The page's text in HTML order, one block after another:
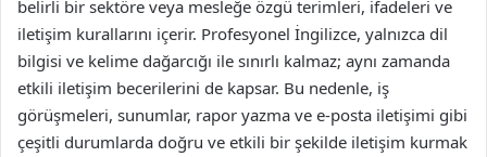
belirli bir sektöre veya mesleğe özgü terimleri, ifadeleri ve
iletişim kurallarını içerir. Profesyonel İngilizce, yalnızca dil
bilgisi ve kelime dağarcığı ile sınırlı kalmaz; aynı zamanda
etkili iletişim becerilerini de kapsar. Bu nedenle, iş
görüşmeleri, sunumlar, rapor yazma ve e-posta iletişimi gibi
çeşitli durumlarda doğru ve etkili bir şekilde iletişim kurmak